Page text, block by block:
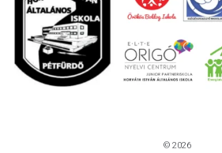
© 2026